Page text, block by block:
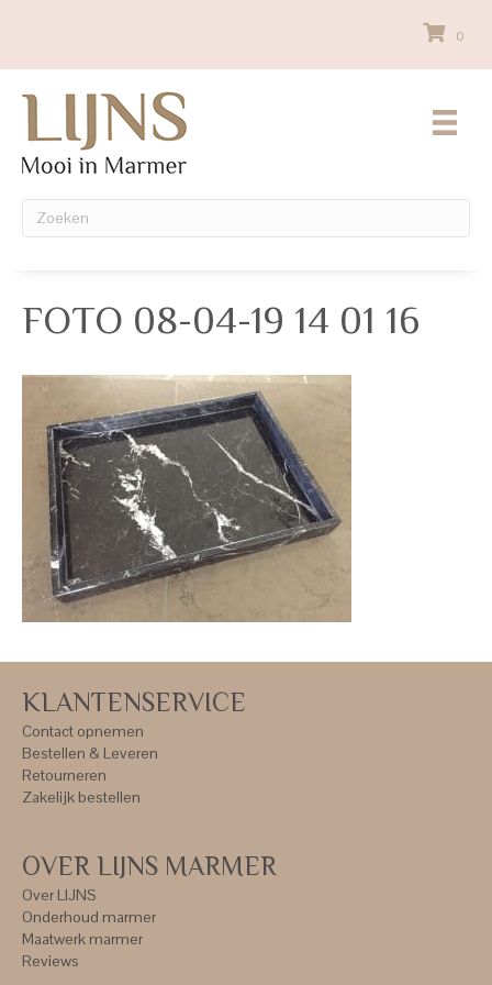
0
FOTO 08-04-19 14 01 16
KLANTENSERVICE
Contact opnemen
Bestellen & Leveren
Retourneren
Zakelijk bestellen
OVER LIJNS MARMER
Over LIJNS
Onderhoud marmer
Maatwerk marmer
Reviews